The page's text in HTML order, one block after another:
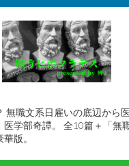
無職文系日雇いの底辺から
医学部奇譚。 全10篇＋「無
版。